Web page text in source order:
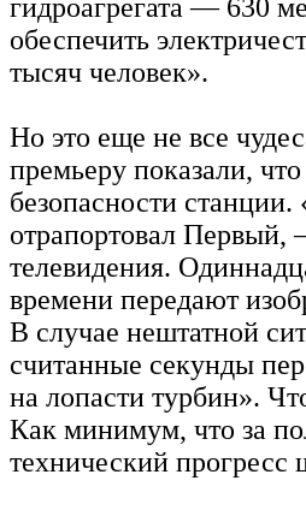
гидроагрегата — 630
обеспечить
тысяч человек».
Но это еще не все
премьеру показали,
безопасности
отрапортовал
телевидения.
времени передают
В случае нештатной
считанные секунды
на лопасти турбин».
Как минимум, что за
технический прогресс